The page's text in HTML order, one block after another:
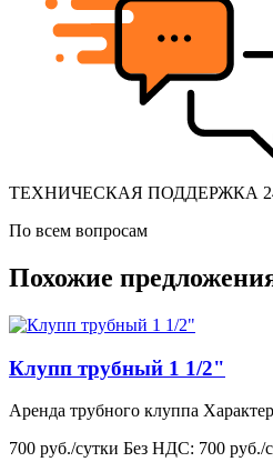
ТЕХНИЧЕСКАЯ ПОДДЕРЖКА
По всем вопросам
Похожие
Клупп трубный 1 1/2"
Аренда трубного клуппа
700 руб./сутки Без НДС: 700 руб./